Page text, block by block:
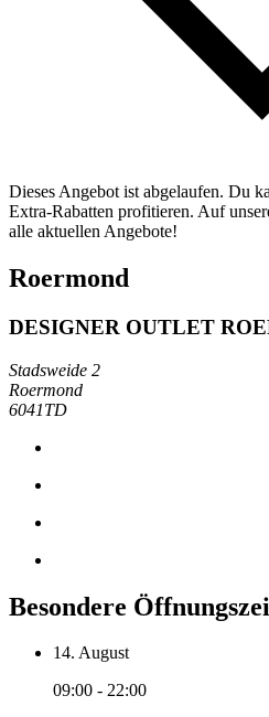
Dieses Angebot ist abgelaufen. Du
Extra-Rabatten profitieren. Auf
alle aktuellen Angebote!
Roermond
DESIGNER OUTLET
Stadsweide 2
Roermond
6041TD
Besondere
14. August
09:00 - 22:00